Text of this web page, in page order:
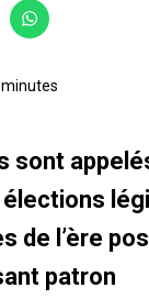
sont
de l’ère
patron